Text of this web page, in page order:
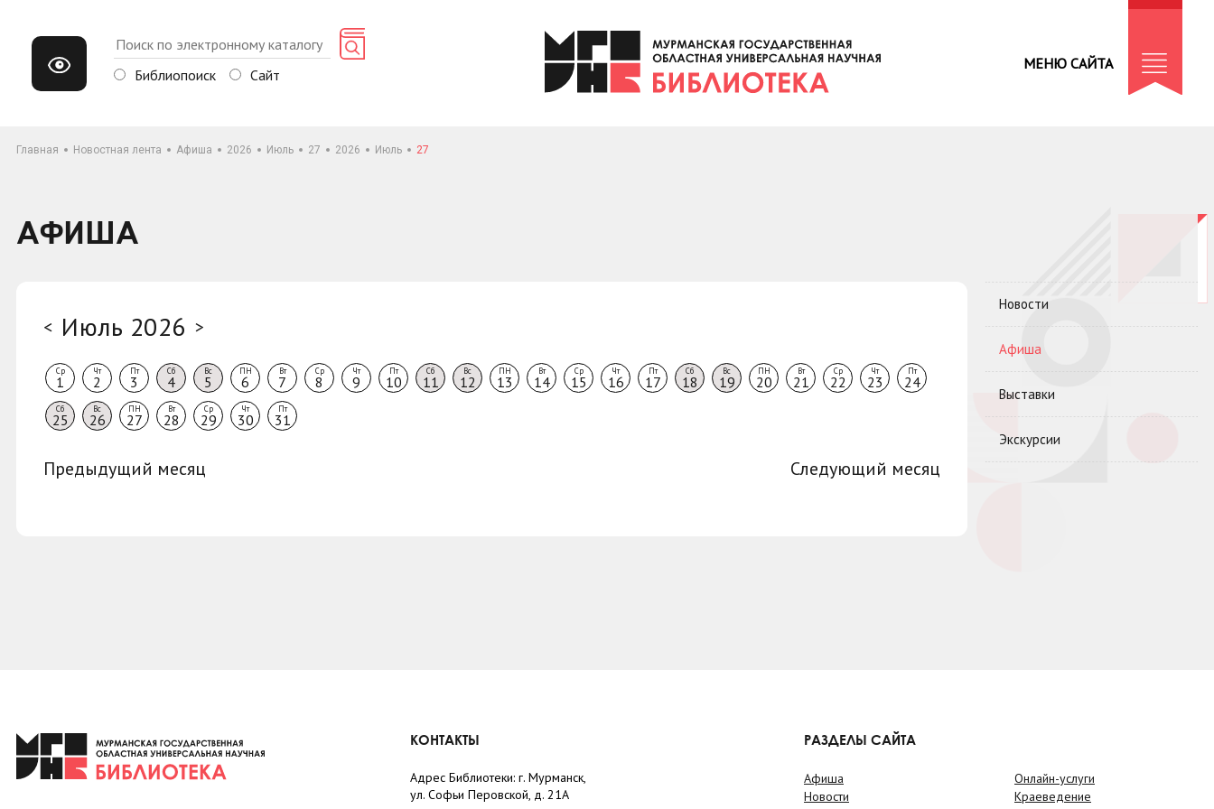
Библиопоиск Сайт
МЕНЮ САЙТА
Главная Новостная лента Афиша 2026 Июль 27 2026 Июль 27
АФИША
< Июль 2026 >
Ср
1
Чт
2
Пт
3
Сб
4
Вс
5
ПН
6
Вт
7
Ср
8
Чт
9
Пт
10
Сб
11
Вс
12
ПН
13
Вт
14
Ср
15
Чт
16
Пт
17
Сб
18
Вс
19
ПН
20
Вт
21
Ср
22
Чт
23
Пт
24
Сб
25
Вс
26
ПН
27
Вт
28
Ср
29
Чт
30
Пт
31
Предыдущий месяц Следующий месяц
Новости
Афиша
Выставки
Экскурсии
КОНТАКТЫ
Адрес Библиотеки: г. Мурманск,
ул. Софьи Перовской, д. 21А
РАЗДЕЛЫ САЙТА
Афиша
Новости
Онлайн-услуги
Краеведение